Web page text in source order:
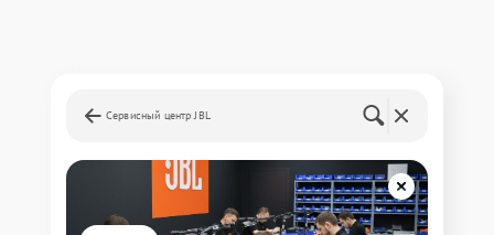
Сервисный центр JBL